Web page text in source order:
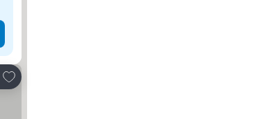
Přidat na seznam oblíbených hotelů